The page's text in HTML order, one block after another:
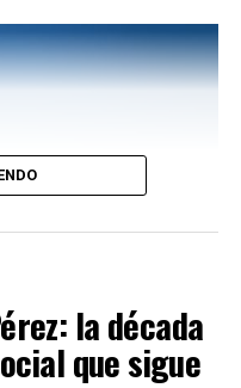
una organización
está vacía; la pareja se
sobre una alfombra
obsequio de un
la década
que sigue